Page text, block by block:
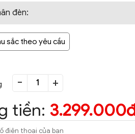
đèn:
sắc theo yêu cầu
- +
tiền: